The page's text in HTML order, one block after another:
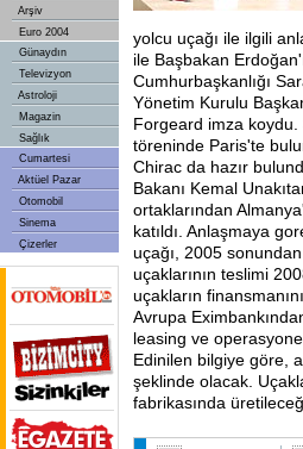
Arşiv
Euro 2004
Günaydın
Televizyon
Astroloji
Magazin
Sağlık
Cumartesi
Aktüel Pazar
Otomobil
Sinema
Çizerler
yolcu uçağı ile ilgili
ile Başbakan
Cumhurbaşkanlığı
Yönetim Kurulu
Forgeard imza
töreninde Paris'te
Chirac da hazır
Bakanı Kemal
ortaklarından
katıldı. Anlaşmaya
uçağı, 2005
uçaklarının teslimi
uçakların
Avrupa
leasing ve
Edinilen bilgiye göre,
şeklinde olacak.
fabrikasında